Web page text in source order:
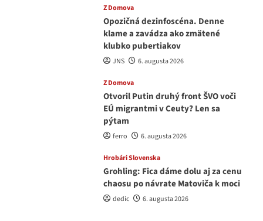
Z Domova
Opozičná dezinfoscéna. Denne
klame a zavádza ako zmätené
klubko pubertiakov
JNS 6. augusta 2026
Z Domova
Otvoril Putin druhý front ŠVO voči
EÚ migrantmi v Ceuty? Len sa
pýtam
ferro 6. augusta 2026
Hrobári Slovenska
Grohling: Fica dáme dolu aj za cenu
chaosu po návrate Matoviča k moci
dedic 6. augusta 2026